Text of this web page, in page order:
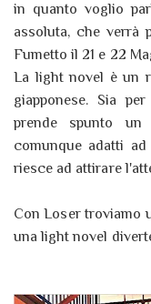
in quanto voglio
assoluta, che verrà
Fumetto il 21 e 22
La light novel è un
giapponese. Sia
prende spunto
comunque adatti
riesce ad attirare
Con Loser troviamo
una light novel